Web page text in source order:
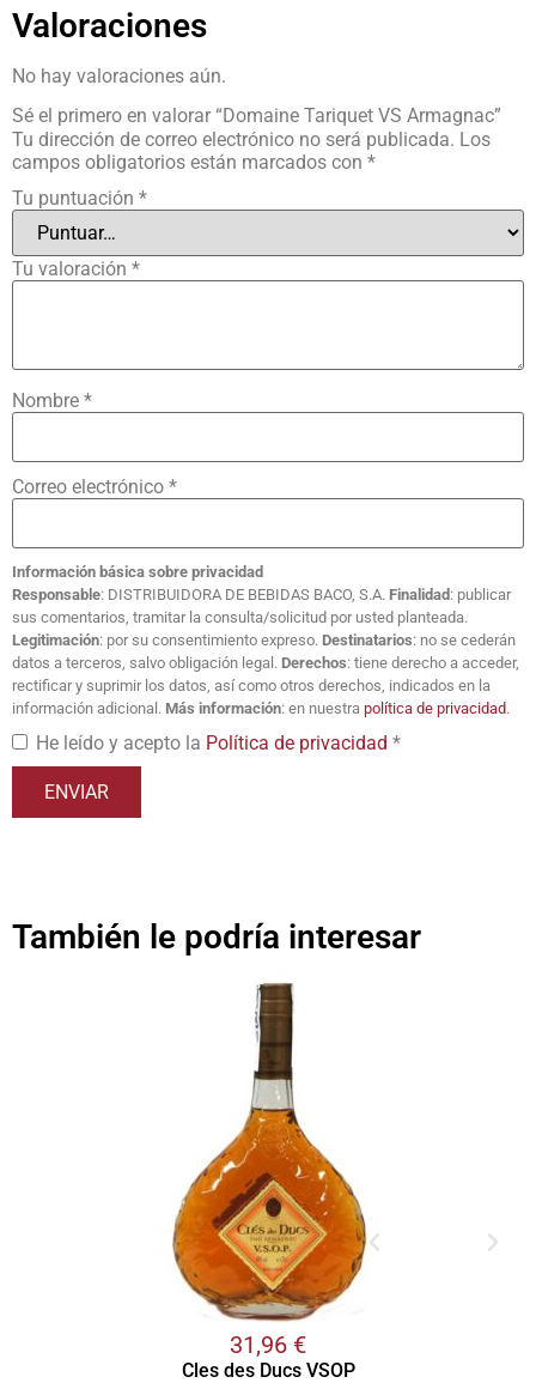
Valoraciones
No hay valoraciones aún.
Sé el primero en valorar “Domaine Tariquet VS Armagnac”
Tu dirección de correo electrónico no será publicada. Los
campos obligatorios están marcados con *
Tu puntuación *
Tu valoración *
Nombre *
Correo electrónico *
Información básica sobre privacidad
Responsable: DISTRIBUIDORA DE BEBIDAS BACO, S.A. Finalidad : publicar
sus comentarios, tramitar la consulta/solicitud por usted planteada.
Legitimación: por su consentimiento expreso. Destinatarios: no se cederán
datos a terceros, salvo obligación legal. Derechos: tiene derecho a acceder,
rectificar y suprimir los datos, así como otros derechos, indicados en la
información adicional. Más información: en nuestra política de privacidad.
He leído y acepto la Política de privacidad *
También le podría interesar
31,96 €
Cles des Ducs VSOP